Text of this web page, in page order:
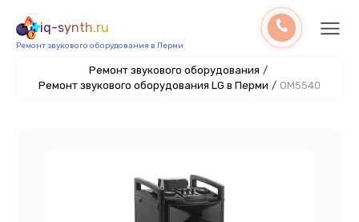
iq-synth.ru
Ремонт звукового оборудования в Перми
Ремонт звукового оборудования /
Ремонт звукового оборудования LG в Перми / OM5540